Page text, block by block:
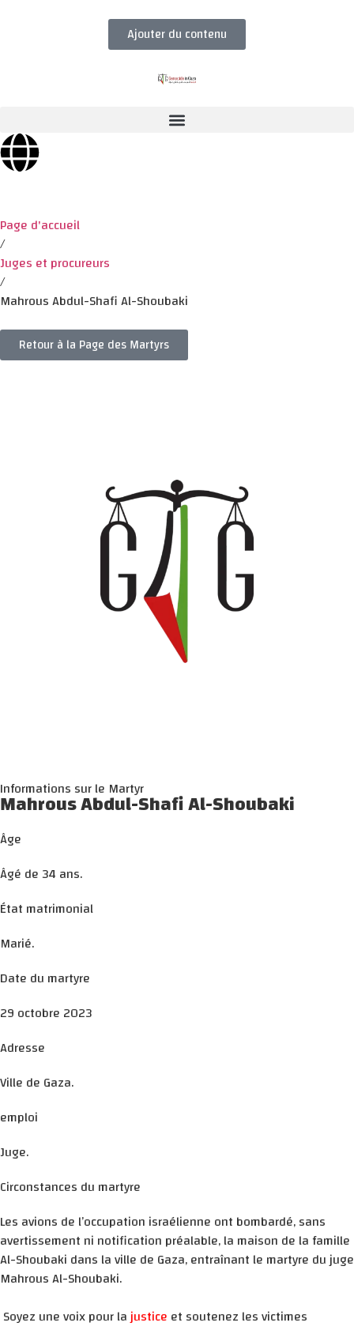
Ajouter du contenu
Page d'accueil
/
Juges et procureurs
/
Mahrous Abdul-Shafi Al-Shoubaki
Retour à la Page des Martyrs
Informations sur le Martyr
Mahrous Abdul-Shafi Al-Shoubaki
Âge
Âgé de 34 ans.
État matrimonial
Marié.
Date du martyre
29 octobre 2023
Adresse
Ville de Gaza.
emploi
Juge.
Circonstances du martyre
Les avions de l’occupation israélienne ont bombardé, sans
avertissement ni notification préalable, la maison de la famille
Al-Shoubaki dans la ville de Gaza, entraînant le martyre du juge
Mahrous Al-Shoubaki.
Soyez une voix pour lajustice et soutenez les victimes